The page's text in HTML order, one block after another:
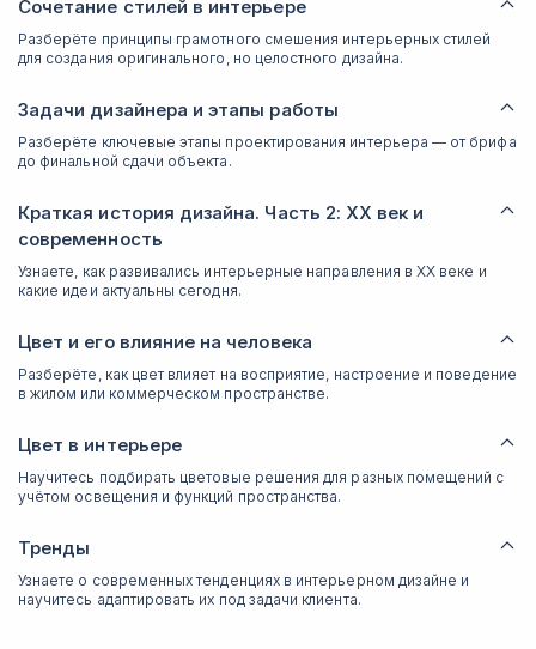
Сочетание стилей в интерьере
Разберёте принципы грамотного смешения интерьерных стилей
для создания оригинального, но целостного дизайна.
Задачи дизайнера и этапы работы
Разберёте ключевые этапы проектирования интерьера — от брифа
до финальной сдачи объекта.
Краткая история дизайна. Часть 2: XX век и
современность
Узнаете, как развивались интерьерные направления в XX веке и
какие идеи актуальны сегодня.
Цвет и его влияние на человека
Разберёте, как цвет влияет на восприятие, настроение и поведение
в жилом или коммерческом пространстве.
Цвет в интерьере
Научитесь подбирать цветовые решения для разных помещений с
учётом освещения и функций пространства.
Тренды
Узнаете о современных тенденциях в интерьерном дизайне и
научитесь адаптировать их под задачи клиента.